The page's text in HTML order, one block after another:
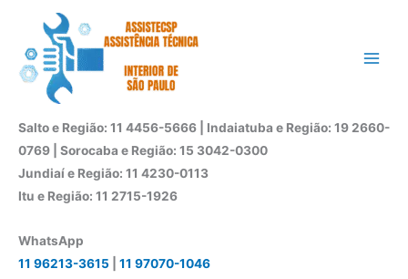
conteúdo
Salto e Região: 11 4456-5666 | Indaiatuba e Região: 19 2660-
0769 | Sorocaba e Região: 15 3042-0300
Jundiaí e Região: 11 4230-0113
Itu e Região: 11 2715-1926
WhatsApp
11 96213-3615
11 97070-1046